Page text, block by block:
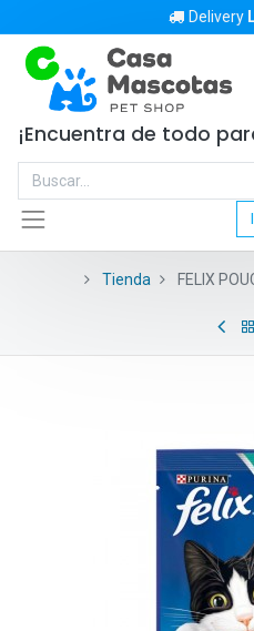
Delivery
¡Encuentra de todo
Tienda FELIX